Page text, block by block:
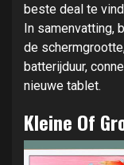
beste deal te
In samenvatting,
de
batterijduur,
nieuwe tablet.
Kleine Of